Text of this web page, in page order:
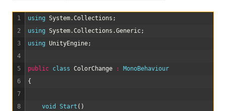
1
2
3
4
5
6
7
8
using System.Collections ;
using System.Collections .Generic;
using UnityEngine;
public class ColorChange :
MonoBehaviour
{
void Start ( )